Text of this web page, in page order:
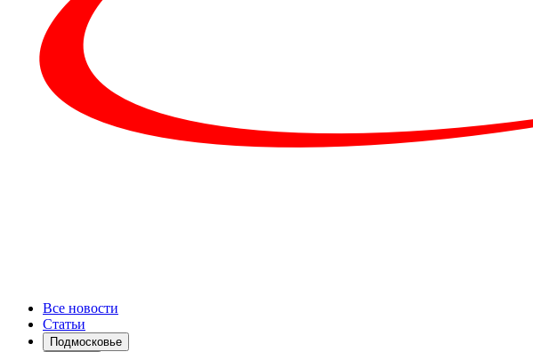
Все новости
Статьи
Подмосковье